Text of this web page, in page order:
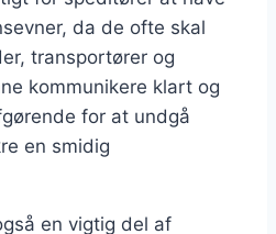
da de ofte skal
transportører og
kommunikere klart og
for at undgå
en smidig
en vigtig del af